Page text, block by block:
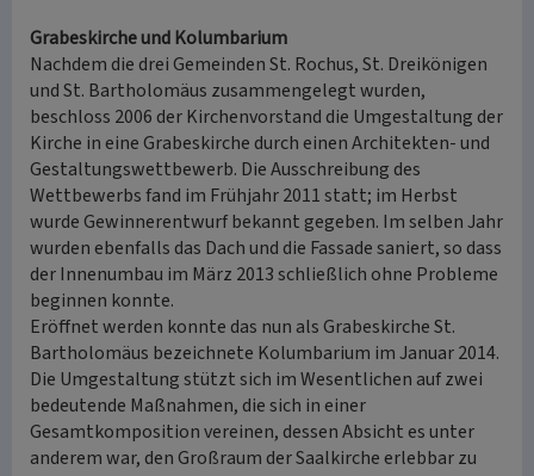
Grabeskirche und Kolumbarium
Nachdem die drei Gemeinden St. Rochus, St. Dreikönigen
und St. Bartholomäus zusammengelegt wurden,
beschloss 2006 der Kirchenvorstand die Umgestaltung der
Kirche in eine Grabeskirche durch einen Architekten- und
Gestaltungswettbewerb. Die Ausschreibung des
Wettbewerbs fand im Frühjahr 2011 statt; im Herbst
wurde Gewinnerentwurf bekannt gegeben. Im selben Jahr
wurden ebenfalls das Dach und die Fassade saniert, so dass
der Innenumbau im März 2013 schließlich ohne Probleme
beginnen konnte.
Eröffnet werden konnte das nun als Grabeskirche St.
Bartholomäus bezeichnete Kolumbarium im Januar 2014.
Die Umgestaltung stützt sich im Wesentlichen auf zwei
bedeutende Maßnahmen, die sich in einer
Gesamtkomposition vereinen, dessen Absicht es unter
anderem war, den Großraum der Saalkirche erlebbar zu